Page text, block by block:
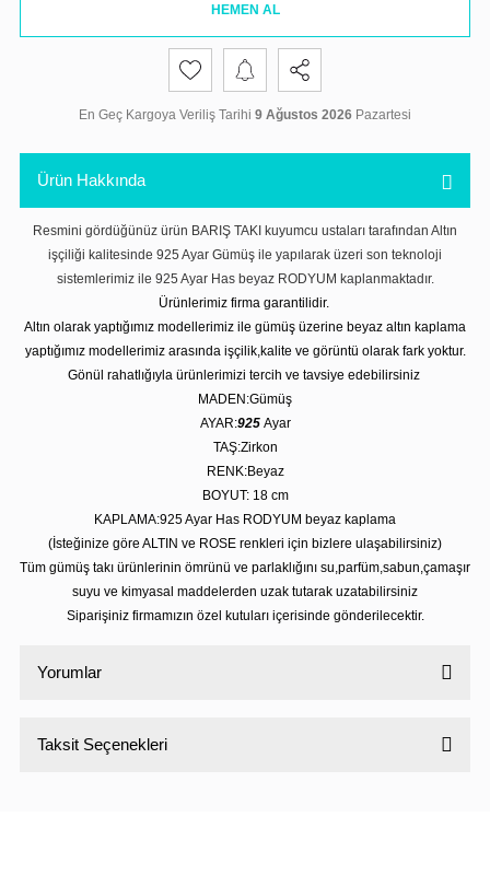
HEMEN AL
En Geç Kargoya Veriliş Tarihi 9 Ağustos 2026 Pazartesi
Ürün Hakkında
Resmini gördüğünüz ürün BARIŞ TAKI kuyumcu ustaları tarafından Altın
işçiliği kalitesinde 925 Ayar Gümüş ile yapılarak üzeri son teknoloji
sistemlerimiz ile 925 Ayar Has beyaz RODYUM kaplanmaktadır.
Ürünlerimiz firma garantilidir.
Altın olarak yaptığımız modellerimiz ile gümüş üzerine beyaz altın kaplama
yaptığımız modellerimiz arasında işçilik,kalite ve görüntü olarak fark yoktur.
Gönül rahatlığıyla ürünlerimizi tercih ve tavsiye edebilirsiniz
MADEN:Gümüş
AYAR:925 Ayar
TAŞ:Zirkon
RENK:Beyaz
BOYUT: 18 cm
KAPLAMA:925 Ayar Has RODYUM beyaz kaplama
(İsteğinize göre ALTIN ve ROSE renkleri için bizlere ulaşabilirsiniz)
Tüm gümüş takı ürünlerinin ömrünü ve parlaklığını su,parfüm,sabun,çamaşır
suyu ve kimyasal maddelerden uzak tutarak uzatabilirsiniz
Siparişiniz firmamızın özel kutuları içerisinde gönderilecektir.
Yorumlar
Taksit Seçenekleri